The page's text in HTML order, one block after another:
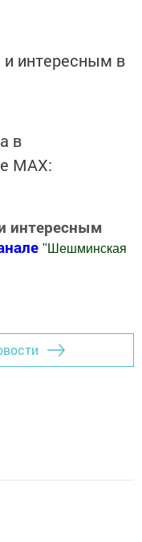
интересным в
в
MАХ:
интересным
" Шешминская